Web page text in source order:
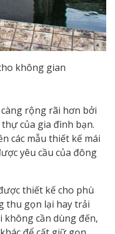
không gian
rộng rãi hơn bởi
của gia đình bạn.
các mẫu thiết kế mái
yêu cầu của đông
thiết kế cho phù
thu gọn lại hay trải
cần dùng đến,